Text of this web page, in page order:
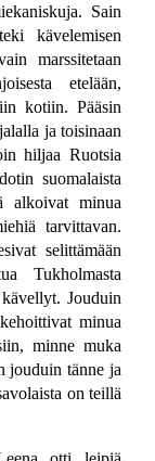
Sain
kävelemisen
marssitetaan
etelään,
kotiin. Pääsin
ja toisinaan
hiljaa Ruotsia
suomalaista
alkoivat minua
tarvittavan.
selittämään
Tukholmasta
Jouduin
minua
minne muka
jouduin tänne ja
on teillä